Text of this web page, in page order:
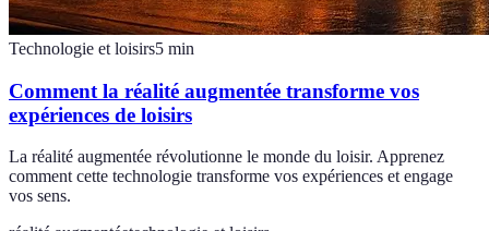
Technologie et loisirs5 min
Comment la réalité augmentée transforme vos
expériences de loisirs
La réalité augmentée révolutionne le monde du loisir. Apprenez
comment cette technologie transforme vos expériences et engage
vos sens.